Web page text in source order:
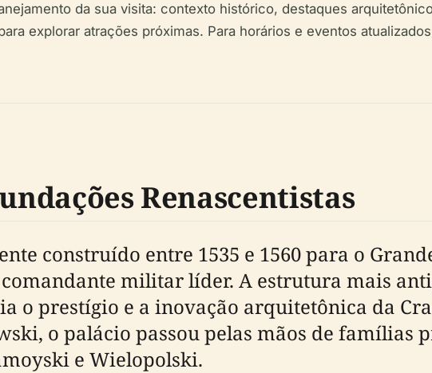
da sua visita: contexto histórico, destaques
explorar atrações próximas. Para horários e eventos
Renascentistas
construído entre 1535 e 1560 para o
militar líder. A estrutura mais
o prestígio e a inovação arquitetônica da
o palácio passou pelas mãos de famílias
e Wielopolski.